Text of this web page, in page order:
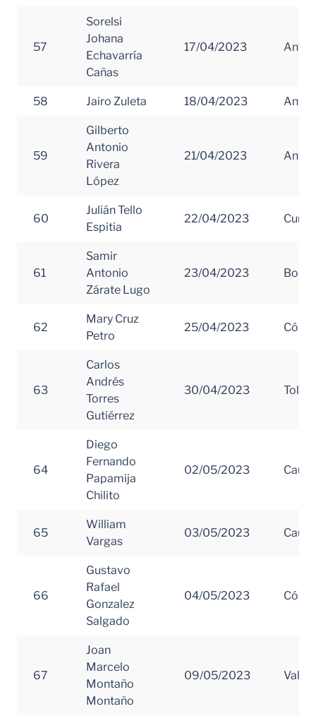
57
Sorelsi
Johana
Echavarría
Cañas
17/04/2023
58 Jairo Zuleta 18/04/2023
59
Gilberto
Antonio
Rivera
López
21/04/2023
60
Julián Tello
Espitia
22/04/2023
61
Samir
Antonio
Zárate Lugo
23/04/2023
62
Mary Cruz
Petro
25/04/2023
63
Carlos
Andrés
Torres
Gutiérrez
30/04/2023
64
Diego
Fernando
Papamija
Chilito
02/05/2023
65
William
Vargas
03/05/2023
66
Gustavo
Rafael
Gonzalez
Salgado
04/05/2023
67
Joan
Marcelo
Montaño
Montaño
09/05/2023 Valle